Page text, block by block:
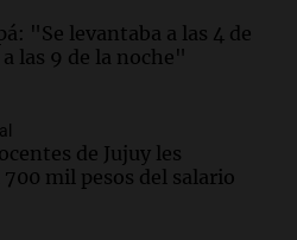
"Se levantaba a las 4 de
las 9 de la noche"
de Jujuy les
mil pesos del salario